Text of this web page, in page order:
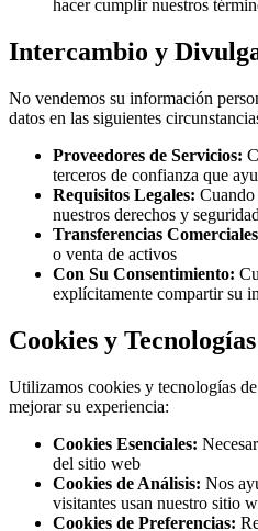
hacer cumplir nuestros
Intercambio y
No vendemos su información
datos en las siguientes
Proveedores de Servicios:
terceros de confianza que
Requisitos Legales:
nuestros derechos y seguridad
Transferencias
o venta de activos
Con Su Consentimiento:
explícitamente compartir su
Cookies y
Utilizamos cookies y tecnologías
mejorar su experiencia:
Cookies Esenciales:
del sitio web
Cookies de Análisis: Nos
visitantes usan nuestro sitio
Cookies de Preferencias: